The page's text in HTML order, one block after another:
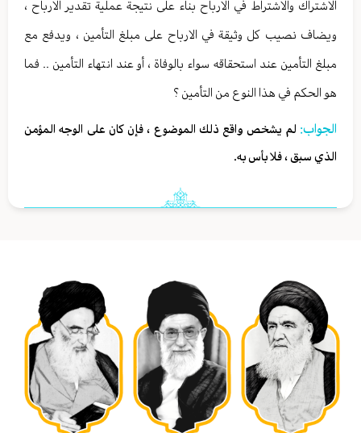
الاشتراك والاشتراط في الارباح بناء على نتيجة عملية تقدير الارباح ،
ويضاف نصيب كل وثيقة في الارباح على مبلغ التأمين ، ويدفع مع
مبلغ التأمين عند استحقاقه سواء بالوفاة ، أو عند انتهاء التأمين .. فما
هو الحكم في هذا النوع من التأمين ؟
الجواب: لم يشخص واقع ذلك الموضوع ، فإن كان على الوجه المؤمن
الذي سبق ، فلا بأس به.